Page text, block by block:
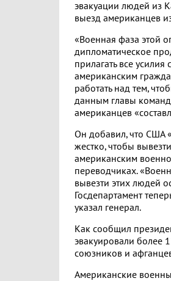
эвакуации людей из
выезд американцев
«Военная фаза этой
дипломатическое
прилагать все
американским
работать над тем,
данным главы
американцев
Он добавил, что США
жестко, чтобы
американским
переводчиках.
вывезти этих людей
Госдепартамент
указал генерал.
Как сообщил
эвакуировали более
союзников и
Американские